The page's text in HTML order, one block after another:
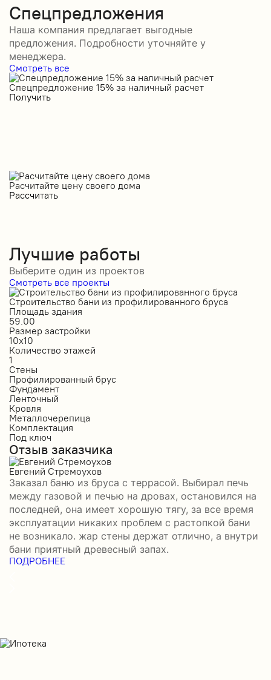
Спецпредложения
Наша компания предлагает выгодные
предложения. Подробности уточняйте у
менеджера.
Смотреть все
Спецпредложение 15% за наличный расчет
Получить
Расчитайте цену своего дома
Рассчитать
Лучшие работы
Выберите один из проектов
Смотреть все проекты
Строительство бани из профилированного бруса
Площадь здания
59.00
Размер застройки
10х10
Количество этажей
1
Стены
Профилированный брус
Фундамент
Ленточный
Кровля
Металлочерепица
Комплектация
Под ключ
Отзыв заказчика
Евгений Стремоухов
Заказал баню из бруса с террасой. Выбирал печь
между газовой и печью на дровах, остановился на
последней, она имеет хорошую тягу, за все время
эксплуатации никаких проблем с растопкой бани
не возникало. жар стены держат отлично, а внутри
бани приятный древесный запах.
ПОДРОБНЕЕ